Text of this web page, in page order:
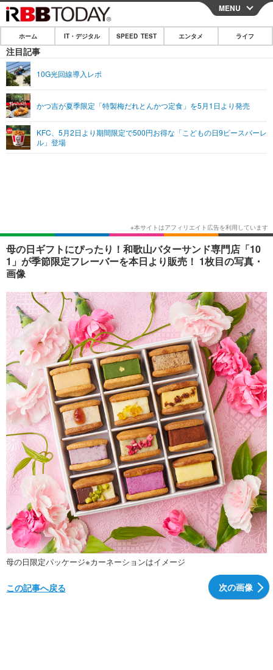
CLOSE
ホーム
IT・デジタル
ショッピング その他
SPEED TEST
エンタメ
エンタメTOP
ショッピング その他
ライフ
MENU
ホーム IT・デジタル SPEED TEST エンタメ ライフ
注目記事
10G光回線導入レポ
かつ吉が夏季限定「特製梅だれとんかつ定食」を5月1日より発売
KFC、5月2日より期間限定で500円お得な「こどもの日9ピースバーレ
ル」登場
母の日ギフトにぴったり！和歌山バターサンド専門店「10
1」が季節限定フレーバーを本日より販売！ 1枚目の写真・
画像
母の日限定パッケージ※カーネーションはイメージ
次の画像
この記事へ戻る